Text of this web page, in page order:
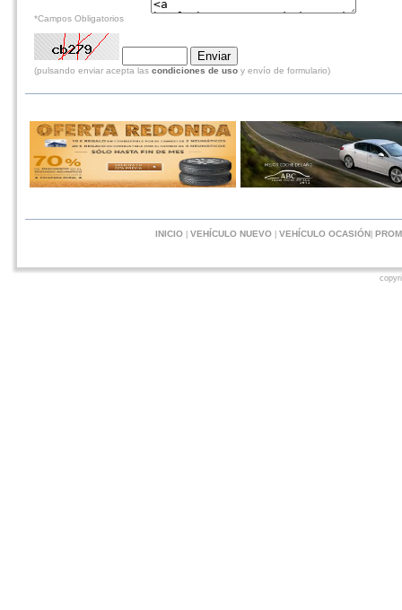
*Campos Obligatorios
(pulsando enviar acepta las condiciones de uso y envío de formulario)
INICIO VEHÍCULO NUEVO| VEHÍCULO OCASIÓN